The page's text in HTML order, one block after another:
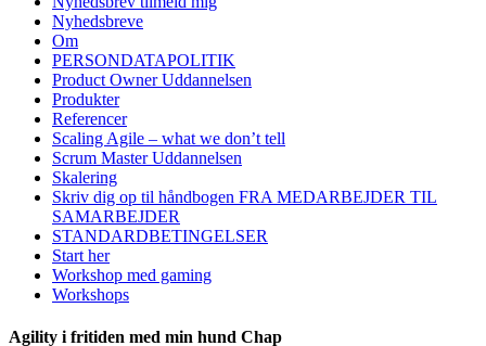
Nyhedsbreve
Om
PERSONDATAPOLITIK
Product Owner Uddannelsen
Produkter
Referencer
Scaling Agile – what we don’t tell
Scrum Master Uddannelsen
Skalering
Skriv dig op til håndbogen FRA MEDARBEJDER TIL
SAMARBEJDER
STANDARDBETINGELSER
Start her
Workshop med gaming
Workshops
Agility i fritiden med min hund Chap